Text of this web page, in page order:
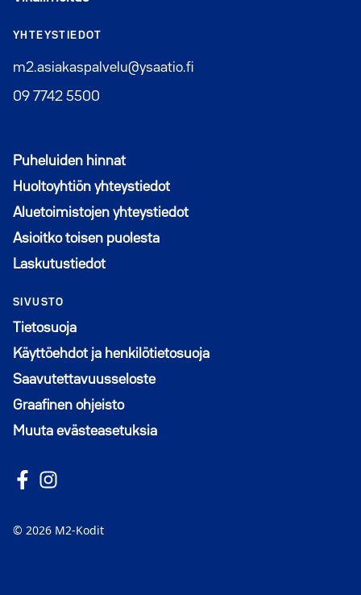
YHTEYSTIEDOT
m2.asiakaspalvelu@ysaatio.fi
09 7742 5500
Puheluiden hinnat
Huoltoyhtiön yhteystiedot
Aluetoimistojen yhteystiedot
Asioitko toisen puolesta
Laskutustiedot
SIVUSTO
Tietosuoja
Käyttöehdot ja henkilötietosuoja
Saavutettavuusseloste
Graafinen ohjeisto
Muuta evästeasetuksia
Seuraa meitä Facebookissa
Avautuu uuteen ikkunaan
Seuraa Instagramissa
Avautuu uuteen ikkunaan
© 2026 M2-Kodit